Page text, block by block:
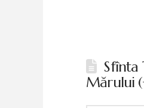
Sfînta
Mărului